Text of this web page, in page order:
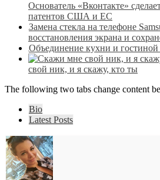
Основатель «Вконтакте»
патентов США и ЕС
Замена стекла на телефоне
восстановления экрана и
Объединение кухни и гостиной
свой ник, и я скажу, кто ты
The following two tabs change content
Bio
Latest Posts